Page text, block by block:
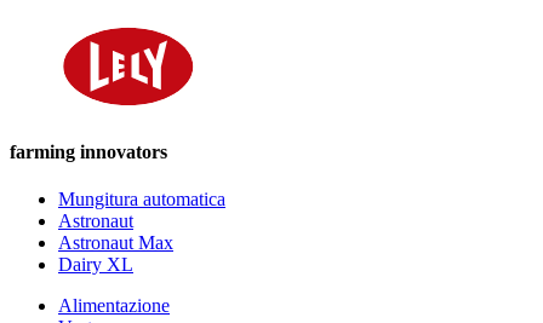
farming innovators
Mungitura automatica
Astronaut
Astronaut Max
Dairy XL
Alimentazione